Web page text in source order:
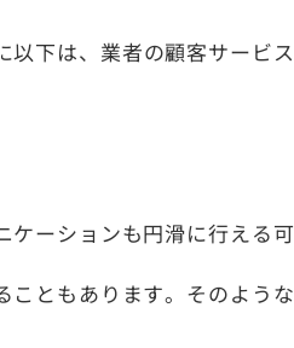
以下は、業者の顧客サービス
ケーションも円滑に行える可
こともあります。そのような